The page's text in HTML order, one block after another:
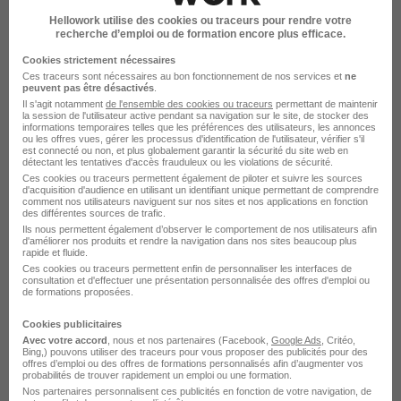
Lead Data Engineer Backend H/F
Team.is
Bordeaux - 33 CDI
50 000 - 85 000 € / an
Télétravail complet
Voir l’offre
il y a 1 jour
Tech Lead IA H/F
Team.is
Hellowork utilise des cookies ou traceurs pour rendre votre
recherche d’emploi ou de formation encore plus efficace.
Cookies strictement nécessaires
Ces traceurs sont nécessaires au bon fonctionnement de nos services et ne
peuvent pas être désactivés
Il s'agit notamment de l'ensemble des cookies ou traceurs permettant de maintenir
la session de l'utilisateur active pendant sa navigation sur le site, de stocker des
informations temporaires telles que les préférences des utilisateurs, les annonces
ou les offres vues, gérer les processus d'identification de l'utilisateur, vérifier s'il
est connecté ou non, et plus globalement garantir la sécurité du site web en
détectant les tentatives d'accès frauduleux ou les violations de sécurité.
Ces cookies ou traceurs permettent également de piloter et suivre les sources
d'acquisition d'audience en utilisant un identifiant unique permettant de comprendre
comment nos utilisateurs naviguent sur nos sites et nos applications en fonction
des différentes sources de trafic.
Ils nous permettent également d’observer le comportement de nos utilisateurs afin
d'améliorer nos produits et rendre la navigation dans nos sites beaucoup plus
rapide et fluide.
Ces cookies ou traceurs permettent enfin de personnaliser les interfaces de
consultation et d'effectuer une présentation personnalisée des offres d'emploi ou
de formations proposées.
Cookies publicitaires
Avec votre accord , nous et nos partenaires (Facebook, Google Ads , Critéo,
Bing,) pouvons utiliser des traceurs pour vous proposer des publicités pour des
offres d’emploi ou des offres de formations personnalisés afin d’augmenter vos
probabilités de trouver rapidement un emploi ou une formation.
Nos partenaires personnalisent ces publicités en fonction de votre navigation, de